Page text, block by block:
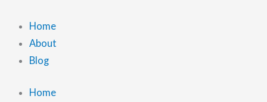
περιεχόμενο
Home
About
Blog
Home